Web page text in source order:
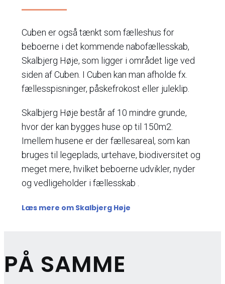
Cuben er også tænkt som fælleshus for
beboerne i det kommende nabofællesskab,
Skalbjerg Høje, som ligger i området lige ved
siden af Cuben. I Cuben kan man afholde fx.
fællesspisninger, påskefrokost eller juleklip.
Skalbjerg Høje består af 10 mindre grunde,
hvor der kan bygges huse op til 150m2.
Imellem husene er der fællesareal, som kan
bruges til legeplads, urtehave, biodiversitet og
meget mere, hvilket beboerne udvikler, nyder
og vedligeholder i fællesskab .
Læs mere om Skalbjerg Høje
PÅ SAMME